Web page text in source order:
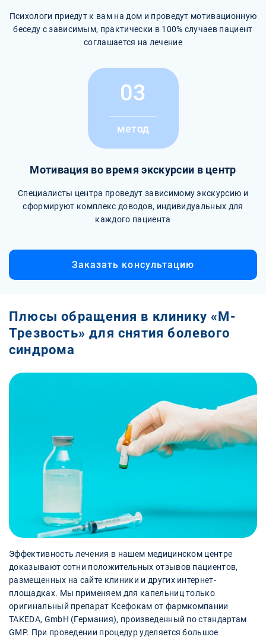
Психологи приедут к вам на дом и проведут мотивационную
беседу с зависимым, практически в 100% случаев пациент
соглашается на лечение
03
метод
Мотивация во время экскурсии в центр
Специалисты центра проведут зависимому экскурсию и
сформируют комплекс доводов, индивидуальных для
каждого пациента
Заказать консультацию
Плюсы обращения в клинику «М-
Трезвость» для снятия болевого
синдрома
Эффективность лечения в нашем медицинском центре
доказывают сотни положительных отзывов пациентов,
размещенных на сайте клиники и других интернет-
площадках. Мы применяем для капельниц только
оригинальный препарат Ксефокам от фармкомпании
TAKEDA, GmbH (Германия), произведенный по стандартам
GMP. При проведении процедур уделяется большое